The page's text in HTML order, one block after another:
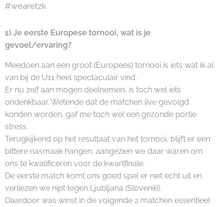
#wearetzk
1) Je eerste Europese tornooi, wat is je
gevoel/ervaring?
Meedoen aan een groot (Europees) tornooi is iets wat ik al
van bij de U11 heel spectaculair vind.
Er nu zelf aan mogen deelnemen, is toch wel iets
ondenkbaar. Wetende dat de matchen live gevolgd
konden worden, gaf me toch wel een gezonde portie
stress.
Terugkijkend op het resultaat van het tornooi, blijft er een
bittere nasmaak hangen, aangezien we daar waren om
ons te kwalificeren voor de kwartfinale.
De eerste match komt ons goed spel er niet echt uit en
verliezen we nipt tegen Ljubljana (Slovenië).
Daardoor was winst in de volgende 2 matchen essentieel